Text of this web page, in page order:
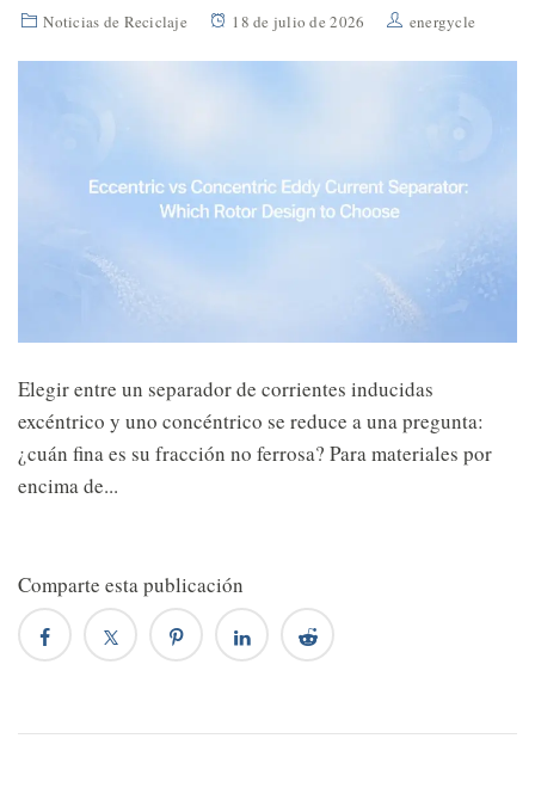
Noticias de Reciclaje 18 de julio de 2026 energycle
Elegir entre un separador de corrientes inducidas
excéntrico y uno concéntrico se reduce a una pregunta:
¿cuán fina es su fracción no ferrosa? Para materiales por
encima de...
Comparte esta publicación